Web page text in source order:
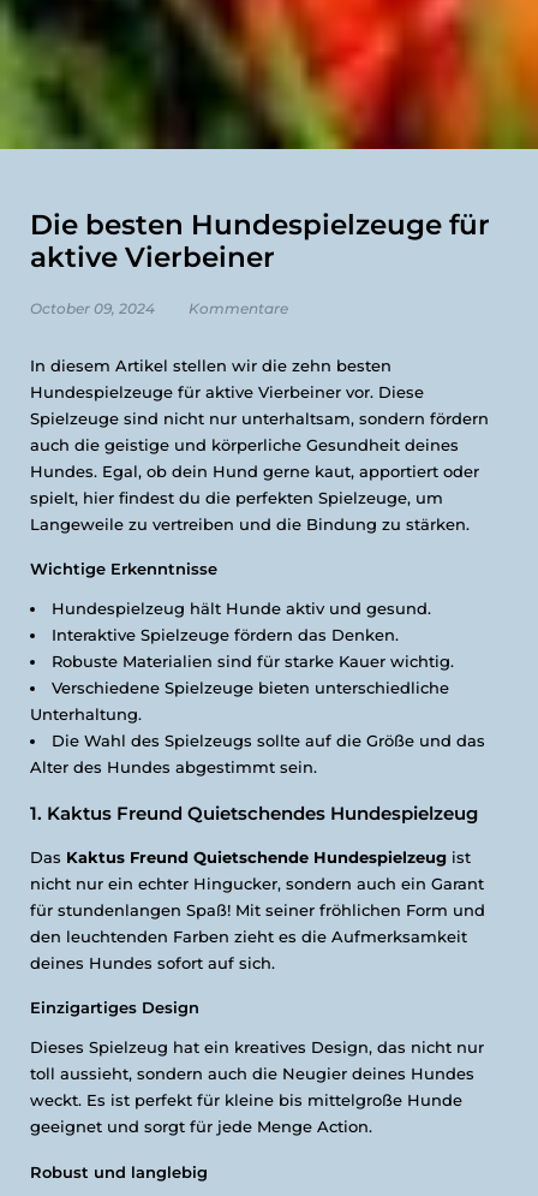
Die besten Hundespielzeuge für
aktive Vierbeiner
October 09, 2024 Kommentare
In diesem Artikel stellen wir die zehn besten
Hundespielzeuge für aktive Vierbeiner vor. Diese
Spielzeuge sind nicht nur unterhaltsam, sondern fördern
auch die geistige und körperliche Gesundheit deines
Hundes. Egal, ob dein Hund gerne kaut, apportiert oder
spielt, hier findest du die perfekten Spielzeuge, um
Langeweile zu vertreiben und die Bindung zu stärken.
Wichtige Erkenntnisse
Hundespielzeug hält Hunde aktiv und gesund.
Interaktive Spielzeuge fördern das Denken.
Robuste Materialien sind für starke Kauer wichtig.
Verschiedene Spielzeuge bieten unterschiedliche
Unterhaltung.
Die Wahl des Spielzeugs sollte auf die Größe und das
Alter des Hundes abgestimmt sein.
1. Kaktus Freund Quietschendes Hundespielzeug
Das Kaktus Freund Quietschende Hundespielzeug ist
nicht nur ein echter Hingucker, sondern auch ein Garant
für stundenlangen Spaß! Mit seiner fröhlichen Form und
den leuchtenden Farben zieht es die Aufmerksamkeit
deines Hundes sofort auf sich.
Einzigartiges Design
Dieses Spielzeug hat ein kreatives Design, das nicht nur
toll aussieht, sondern auch die Neugier deines Hundes
weckt. Es ist perfekt für kleine bis mittelgroße Hunde
geeignet und sorgt für jede Menge Action.
Robust und langlebig